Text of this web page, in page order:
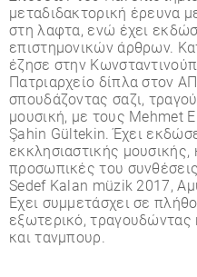
µεταδιδακτορική έρευνα
στη λαφτα, ενώ έχει
επιστηµονικών άρθρων.
έζησε στην
Πατριαρχείο δίπλα στον
σπουδάζοντας σαζι,
µουσική, µε τους Mehmet
Şahin Gültekin. Έχει
εκκλησιαστικής µουσικής,
προσωπικές του
Sedef Kalan müzik 2017,
Έχει συµµετάσχει σε
εξωτερικό, τραγουδώντας
και τανµπουρ.